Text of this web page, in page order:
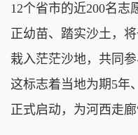
12个省市的近200名志
正幼苗、踏实沙土，
栽入茫茫沙地，共同参
这标志着当地为期5年
正式启动，为河西走廊